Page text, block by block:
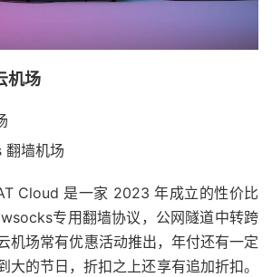
机场
墙机场
Cloud 是一家 2023 年成立的性价比
专用翻墙协议，公网隧道中转跨
机场常有优惠活动推出，年付还有一定
大的节日，折扣之上还享有追加折扣。